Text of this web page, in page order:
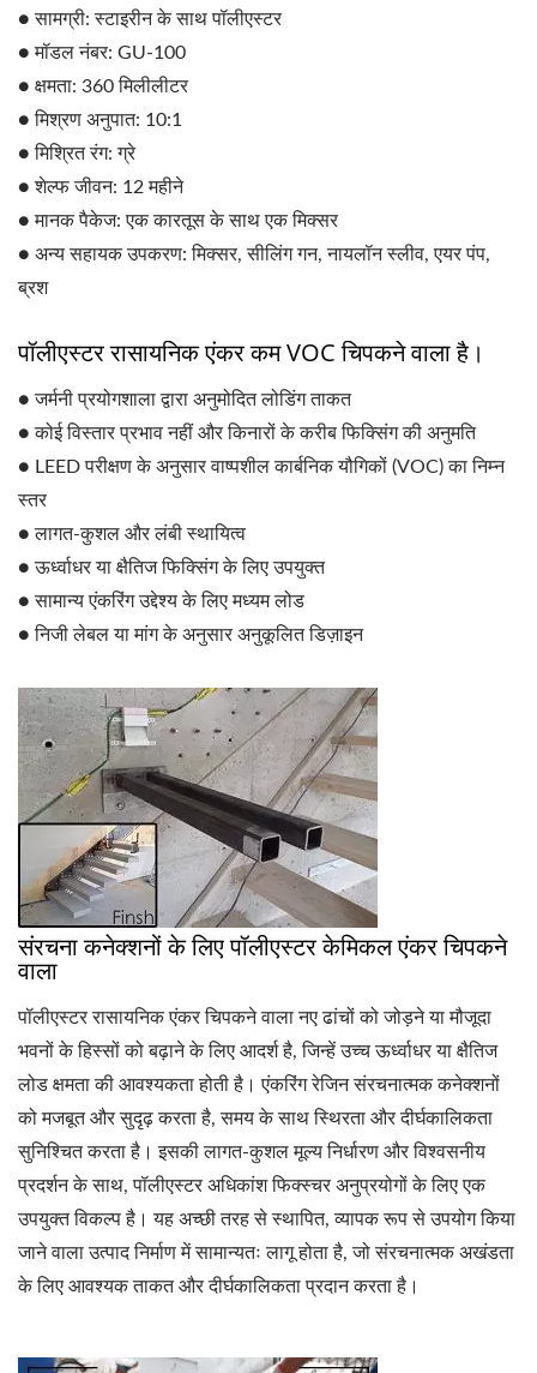
● सामग्री: स्टाइरीन के साथ पॉलीएस्टर
● मॉडल नंबर: GU-100
● क्षमता: 360 मिलीलीटर
● मिश्रण अनुपात: 10:1
● मिश्रित रंग: ग्रे
● शेल्फ जीवन: 12 महीने
● मानक पैकेज: एक कारतूस के साथ एक मिक्सर
● अन्य सहायक उपकरण: मिक्सर, सीलिंग गन, नायलॉन स्लीव, एयर पंप,
ब्रश
पॉलीएस्टर रासायनिक एंकर कम VOC चिपकने वाला है।
● जर्मनी प्रयोगशाला द्वारा अनुमोदित लोडिंग ताकत
● कोई विस्तार प्रभाव नहीं और किनारों के करीब फिक्सिंग की अनुमति
● LEED परीक्षण के अनुसार वाष्पशील कार्बनिक यौगिकों (VOC) का निम्न
स्तर
● लागत-कुशल और लंबी स्थायित्व
● ऊर्ध्वाधर या क्षैतिज फिक्सिंग के लिए उपयुक्त
● सामान्य एंकरिंग उद्देश्य के लिए मध्यम लोड
● निजी लेबल या मांग के अनुसार अनुकूलित डिज़ाइन
संरचना कनेक्शनों के लिए पॉलीएस्टर केमिकल एंकर चिपकने
वाला
पॉलीएस्टर रासायनिक एंकर चिपकने वाला नए ढांचों को जोड़ने या मौजूदा
भवनों के हिस्सों को बढ़ाने के लिए आदर्श है, जिन्हें उच्च ऊर्ध्वाधर या क्षैतिज
लोड क्षमता की आवश्यकता होती है। एंकरिंग रेजिन संरचनात्मक कनेक्शनों
को मजबूत और सुदृढ़ करता है, समय के साथ स्थिरता और दीर्घकालिकता
सुनिश्चित करता है। इसकी लागत-कुशल मूल्य निर्धारण और विश्वसनीय
प्रदर्शन के साथ, पॉलीएस्टर अधिकांश फिक्स्चर अनुप्रयोगों के लिए एक
उपयुक्त विकल्प है। यह अच्छी तरह से स्थापित, व्यापक रूप से उपयोग किया
जाने वाला उत्पाद निर्माण में सामान्यतः लागू होता है, जो संरचनात्मक अखंडता
के लिए आवश्यक ताकत और दीर्घकालिकता प्रदान करता है।